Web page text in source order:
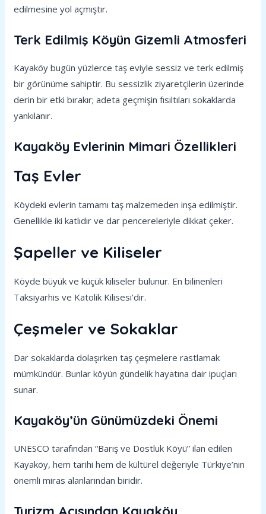
edilmesine yol açmıştır.
Terk Edilmiş Köyün Gizemli Atmosferi
Kayaköy bugün yüzlerce taş eviyle sessiz ve terk edilmiş
bir görünüme sahiptir. Bu sessizlik ziyaretçilerin üzerinde
derin bir etki bırakır; adeta geçmişin fısıltıları sokaklarda
yankılanır.
Kayaköy Evlerinin Mimari Özellikleri
Taş Evler
Köydeki evlerin tamamı taş malzemeden inşa edilmiştir.
Genellikle iki katlıdır ve dar pencereleriyle dikkat çeker.
Şapeller ve Kiliseler
Köyde büyük ve küçük kiliseler bulunur. En bilinenleri
Taksiyarhis ve Katolik Kilisesi’dir.
Çeşmeler ve Sokaklar
Dar sokaklarda dolaşırken taş çeşmelere rastlamak
mümkündür. Bunlar köyün gündelik hayatına dair ipuçları
sunar.
Kayaköy’ün Günümüzdeki Önemi
UNESCO tarafından “Barış ve Dostluk Köyü” ilan edilen
Kayaköy, hem tarihi hem de kültürel değeriyle Türkiye’nin
önemli miras alanlarından biridir.